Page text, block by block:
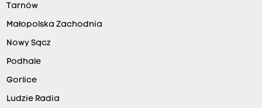
Tarnów
Małopolska Zachodnia
Nowy Sącz
Podhale
Gorlice
Ludzie Radia